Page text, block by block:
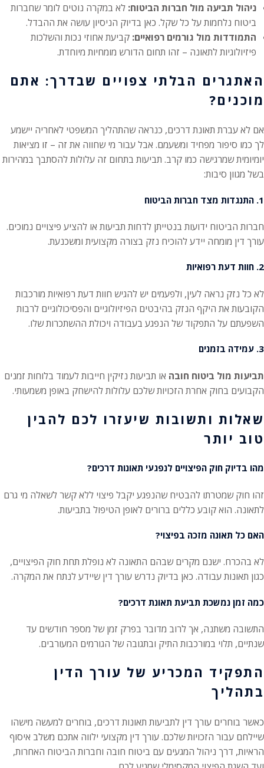
ניהול תביעה מול חברות הביטוח: לא במקרה נוטים לומר שחברות
ביטוח נלחמות על כל שקל. כאן בדיוק הניסיון עושה את ההבדל.
התמודדות מול גורמים רפואיים: קביעת אחוזי נכות והשלכות
פיזיולוגיות לתאונה – זהו תחום הדורש מומחיות מיוחדת.
האתגרים הבלתי צפויים שבדרך: אתם
מוכנים?
אם לא עברת תאונת דרכים, כנראה שהתהליך המשפטי לאחריה יישמע
לך כמו סיפור מפחיד ומשעמם. אבל עבור מי שחווה את זה – זו מציאות
יומיומית שמרגישה כמו קרב. תביעות בתחום זה עלולות להסתבך במהירות
בשל מגוון סיבות:
1. התנגדות מצד חברות הביטוח
חברות הביטוח ידועות בנטייתן לדחות תביעות או להציע פיצויים נמוכים.
עורך דין מומחה יידע להוכיח נזק בצורה מקצועית ומשכנעת.
2. חוות דעת רפואיות
לא כל נזק נראה לעין, ולפעמים יש להגיש חוות דעת רפואיות מורכבות
הקובעות את היקף הנזק בהיבטים הפיזיולוגיים והפסיכולוגיים לרבות
השפעתם על התפקוד של הנפגע בעבודה ויכולת ההשתכרות שלו.
3. עמידה בזמנים
תביעות מול ביטוח חובה או תביעות נזיקין חייבות לעמוד בלוחות זמנים
הקבועים בחוק אחרת הזכויות שלכם עלולות להישחק באופן משמעותי.
שאלות ותשובות שיעזרו לכם להבין
טוב יותר
מהו בדיוק חוק הפיצויים לנפגעי תאונות דרכים?
זהו חוק שמטרתו להבטיח שהנפגע יקבל פיצוי ללא קשר לשאלה מי גרם
לתאונה. הוא קובע כללים ברורים לאופן הטיפול בתביעות.
האם כל תאונה מזכה בפיצוי?
לא בהכרח. ישנם מקרים שבהם התאונה לא נופלת תחת חוק הפיצויים,
כגון תאונות עבודה. כאן בדיוק נדרש עורך דין שיידע לנתח את המקרה.
כמה זמן נמשכת תביעת תאונת דרכים?
התשובה משתנה, אך לרוב מדובר בפרק זמן של מספר חודשים עד
שנתיים, תלוי במורכבות התיק ובתגובה של הגורמים המעורבים.
התפקיד המכריע של עורך הדין
בתהליך
כאשר בוחרים עורך דין לתביעות תאונות דרכים, בוחרים למעשה מישהו
שיילחם עבור הזכויות שלכם. עורך דין מקצועי ילווה אתכם משלב איסוף
הראיות, דרך ניהול המגעים עם ביטוח חובה וחברות הביטוח האחרות,